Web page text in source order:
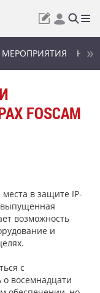
МЕРОПРИЯТИЯ
FOSCAM
в защите IP-
выпущенная
возможность
и
с
о восемнадцати